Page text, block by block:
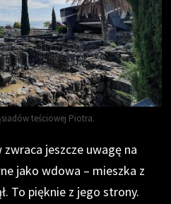
teściowej Piotra.
jeszcze uwagę na
jako wdowa – mieszka z
To pięknie z jego strony.